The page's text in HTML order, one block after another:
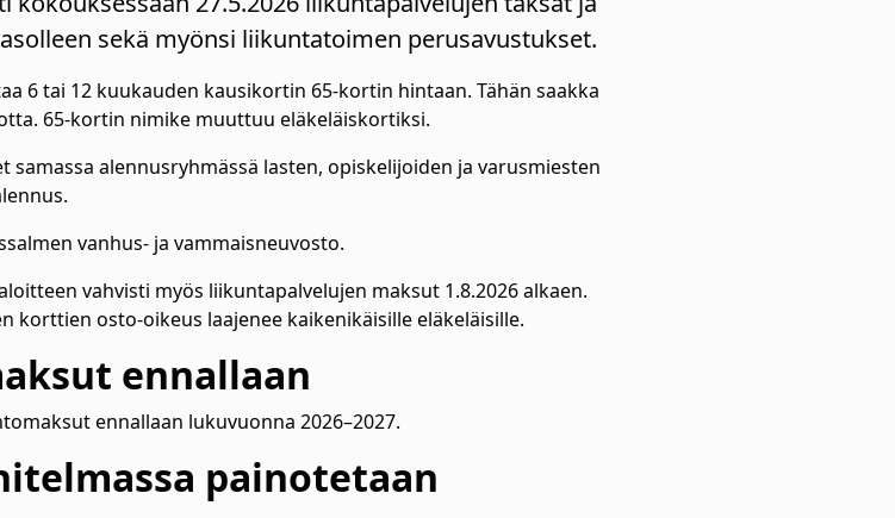
sekä myönsi liikuntatoimen perusavustukset.
6 tai 12 kuukauden kausikortin 65-kortin hintaan. Tähän saakka
65-kortin nimike muuttuu eläkeläiskortiksi.
samassa alennusryhmässä lasten, opiskelijoiden ja varusmiesten
vanhus- ja vammaisneuvosto.
vahvisti myös liikuntapalvelujen maksut 1.8.2026 alkaen.
korttien osto-oikeus laajenee kaikenikäisille eläkeläisille.
ennallaan
ennallaan lukuvuonna 2026–2027.
painotetaan